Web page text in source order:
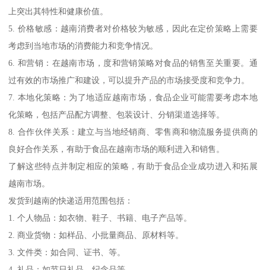
上突出其特性和健康价值。
5. 价格敏感：越南消费者对价格较为敏感，因此在定价策略上需要
考虑到当地市场的消费能力和竞争情况。
6. 和营销：在越南市场，度和营销策略对食品的销售至关重要。通
过有效的市场推广和建设，可以提升产品的市场接受度和竞争力。
7. 本地化策略：为了地适应越南市场，食品企业可能需要考虑本地
化策略，包括产品配方调整、包装设计、分销渠道选择等。
8. 合作伙伴关系：建立与当地经销商、零售商和物流服务提供商的
良好合作关系，有助于食品在越南市场的顺利进入和销售。
了解这些特点并制定相应的策略，有助于食品企业成功进入和拓展
越南市场。
发货到越南的快递适用范围包括：
1. 个人物品：如衣物、鞋子、书籍、电子产品等。
2. 商业货物：如样品、小批量商品、原材料等。
3. 文件类：如合同、证书、等。